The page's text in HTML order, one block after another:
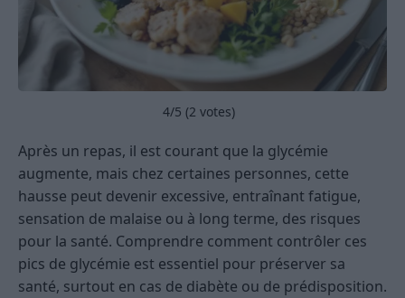
4/5 (2 votes)
Après un repas, il est courant que la glycémie
augmente, mais chez certaines personnes, cette
hausse peut devenir excessive, entraînant fatigue,
sensation de malaise ou à long terme, des risques
pour la santé. Comprendre comment contrôler ces
pics de glycémie est essentiel pour préserver sa
santé, surtout en cas de diabète ou de prédisposition.